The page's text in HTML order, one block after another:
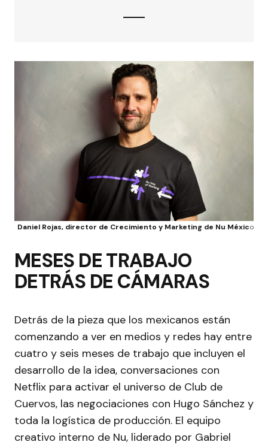
Daniel Rojas, director de Crecimiento y Marketing de Nu México
MESES DE TRABAJO
DETRÁS DE CÁMARAS
Detrás de la pieza que los mexicanos están
comenzando a ver en medios y redes hay entre
cuatro y seis meses de trabajo que incluyen el
desarrollo de la idea, conversaciones con
Netflix para activar el universo de Club de
Cuervos, las negociaciones con Hugo Sánchez y
toda la logística de producción. El equipo
creativo interno de Nu, liderado por Gabriel